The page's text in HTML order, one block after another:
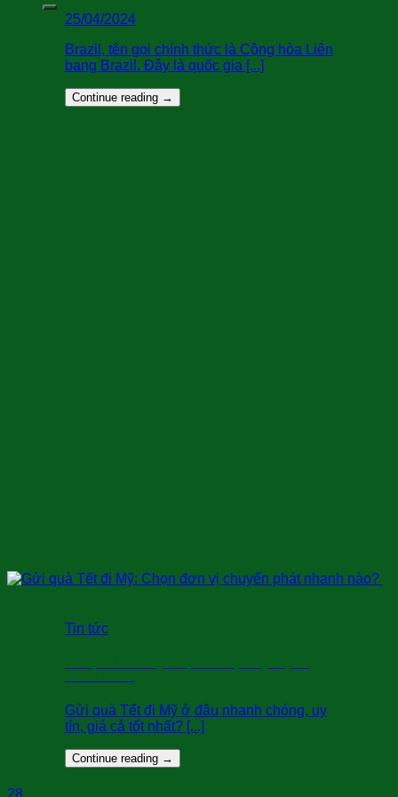
25/04/2024
Brazil, tên gọi chính thức là Cộng hòa Liên
bang Brazil. Đây là quốc gia [...]
Continue reading →
Tin tức
Gửi quà Tết đi Mỹ ở đâu nhanh chóng, uy
tín, giá cả tốt nhất? [...]
Continue reading →